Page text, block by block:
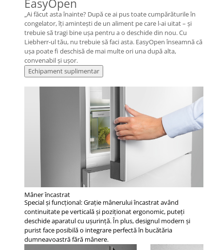
EasyOpen
„Ai făcut asta înainte? După ce ai pus toate cumpărăturile în
congelator, îți amintești de un aliment pe care l-ai uitat – și
trebuie să tragi bine ușa pentru a o deschide din nou. Cu
Liebherr-ul tău, nu trebuie să faci asta. EasyOpen înseamnă că
ușa poate fi deschisă de mai multe ori una după alta,
convenabil și ușor.
Echipament suplimentar
Mâner încastrat
Special şi funcţional: Graţie mânerului încastrat având
continuitate pe verticală şi poziţionat ergonomic, puteţi
deschide aparatul cu uşurinţă. În plus, designul modern şi
purist face posibilă o integrare perfectă în bucătăria
dumneavoastră fără mânere.